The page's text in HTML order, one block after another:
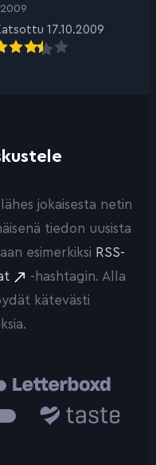
2009
17.10.2009
jokaisesta netin
tiedon uusista
esimerkiksi RSS-
-hashtagin. Alla
kätevästi